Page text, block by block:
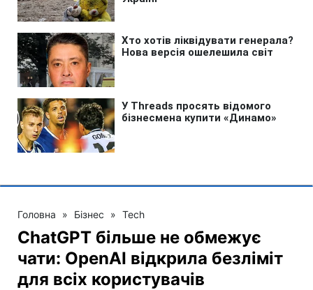
Головна » Бізнес » Tech
ChatGPT більше не обмежує
чати: OpenAI відкрила безліміт
для всіх користувачів